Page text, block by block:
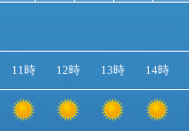
11時 12時 13時 14時